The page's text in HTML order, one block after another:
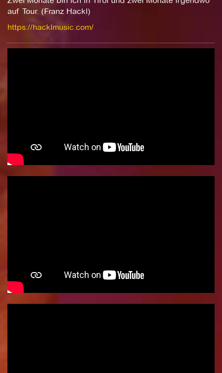
auf Tour. (Franz Hackl)
https://hacklmusic.com/